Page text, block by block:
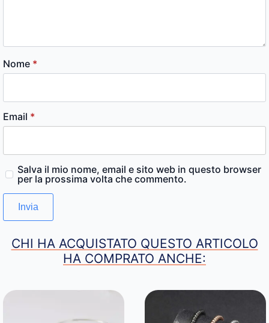
Nome *
Email *
Salva il mio nome, email e sito web in questo browser
per la prossima volta che commento.
CHI HA ACQUISTATO QUESTO ARTICOLO
HA COMPRATO ANCHE: